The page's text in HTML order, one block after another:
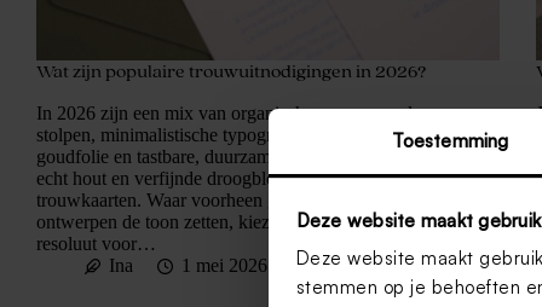
Toestemming
Deze website maakt
Deze website maakt
stemmen op je behoeften
Wat zijn populaire trouwuitnodigingen in 2026?
In 2026 zijn een mix van organische vormen zoals
stolpen, minimalistische typografie, subtiele
goudfolie en tastbare, duurzame materialen zoals
echt hout en verfijnde droogbloemen populair voor
trouwkaarten. Waar voorheen grote, drukke
ontwerpen de toon zetten, kiezen koppels nu
resoluut voor…
Ina
1 mei 2026